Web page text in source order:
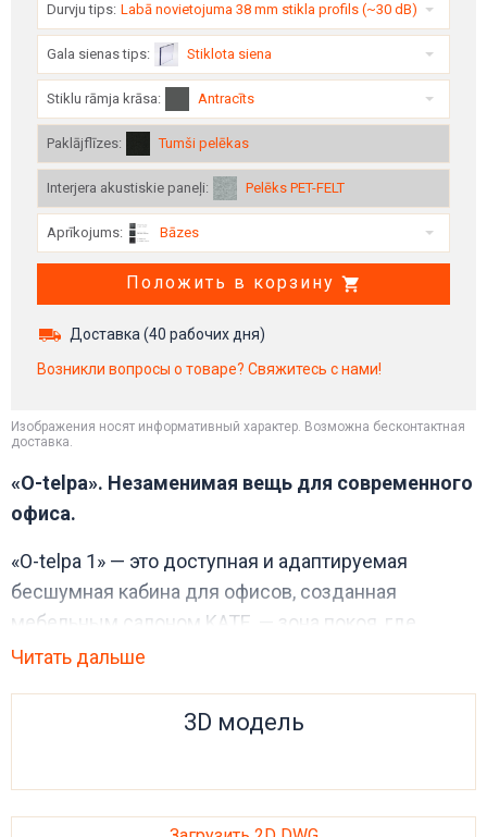
Durvju tips: Labā novietojuma 38 mm stikla profils (~30 dB)
Gala sienas tips: Stiklota siena
Stiklu rāmja krāsa: Antracīts
Paklājflīzes: Tumši pelēkas
Interjera akustiskie paneļi: Pelēks PET-FELT
Aprīkojums: Bāzes
Положить в корзину
Доставка (40 рабочих дня)
Возникли вопросы о товаре? Свяжитесь с нами!
Изображения носят информативный характер. Возможна бесконтактная
доставка.
«O-telpa». Незаменимая вещь для современного
офиса.
«O-telpa 1» — это доступная и адаптируемая
бесшумная кабина для офисов, созданная
мебельным салоном KATE, — зона покоя, где
можно укрыться от окружающего шума.
С изменением тенденций в рабочей среде всё
больше внимания уделяется обстановке,
сотрудников, но и производительности. Наверняка
каждый офисный работник искал более тихое и
Читать дальше
3D модель